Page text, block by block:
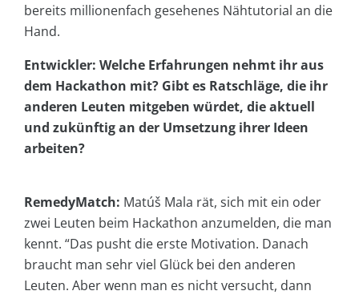
bereits millionenfach gesehenes Nähtutorial an die
Hand.
Entwickler: Welche Erfahrungen nehmt ihr aus
dem Hackathon mit? Gibt es Ratschläge, die ihr
anderen Leuten mitgeben würdet, die aktuell
und zukünftig an der Umsetzung ihrer Ideen
arbeiten?
RemedyMatch: Matúš Mala rät, sich mit ein oder
zwei Leuten beim Hackathon anzumelden, die man
kennt. “Das pusht die erste Motivation. Danach
braucht man sehr viel Glück bei den anderen
Leuten. Aber wenn man es nicht versucht, dann